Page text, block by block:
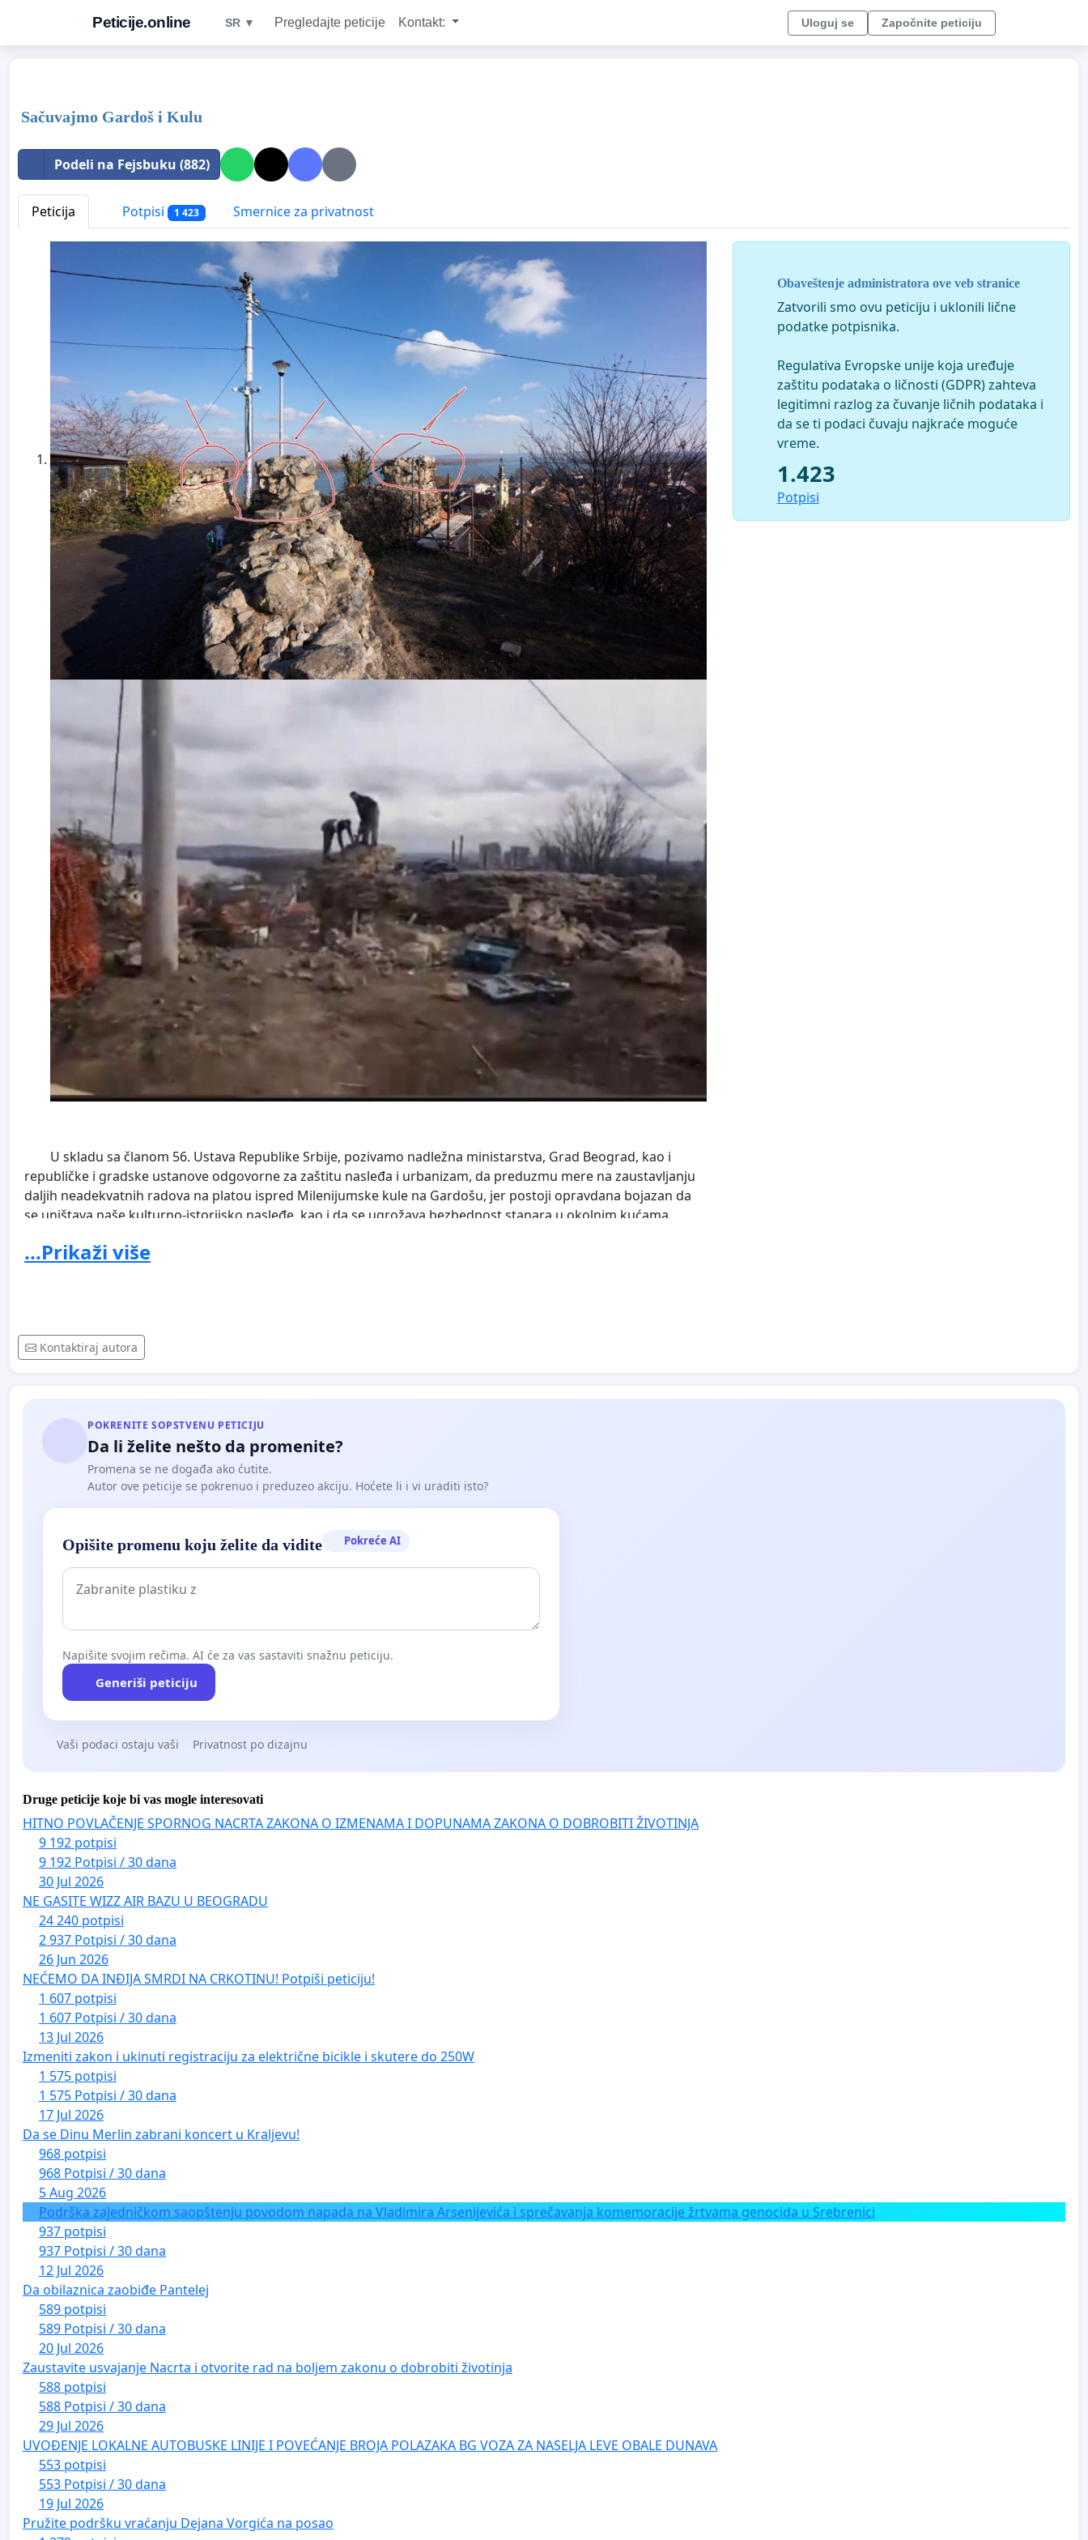
Peticije.online SR ▼ Pregledajte peticije Kontakt: Uloguj se Započnite peticiju
Sačuvajmo Gardoš i Kulu
Podeli na Fejsbuku (882)
Peticija Potpisi 1 423 Smernice za privatnost
U skladu sa članom 56. Ustava Republike Srbije, pozivamo nadležna ministarstva, Grad Beograd, kao i
republičke i gradske ustanove odgovorne za zaštitu nasleđa i urbanizam, da preduzmu mere na zaustavljanju
daljih neadekvatnih radova na platou ispred Milenijumske kule na Gardošu, jer postoji opravdana bojazan da
se uništava naše kulturno-istorijsko nasleđe, kao i da se ugrožava bezbednost stanara u okolnim kućama.
Zahtevamo da svi državni organi postupe po zakonu, da se izvrši revizija izdavanja građevinske dozvole i
Tražimo da se poštuju Ustav Republike Srbije i Zakon o zaštiti kulturnih dobara koji garantuju građanima
Srbije pravo na kulturu i kulturno nasleđe kao javno dobro, i da se deluje u skladu sa međunarodnim
...Prikaži više
Kontaktiraj autora
Obaveštenje administratora ove veb stranice
Zatvorili smo ovu peticiju i uklonili lične
podatke potpisnika.
Regulativa Evropske unije koja uređuje
zaštitu podataka o ličnosti (GDPR) zahteva
legitimni razlog za čuvanje ličnih podataka i
da se ti podaci čuvaju najkraće moguće
vreme.
1.423
Potpisi
POKRENITE SOPSTVENU PETICIJU
Da li želite nešto da promenite?
Promena se ne događa ako ćutite.
Autor ove peticije se pokrenuo i preduzeo akciju. Hoćete li i vi uraditi isto?
Opišite promenu koju želite da vidite Pokreće AI
Napišite svojim rečima. AI će za vas sastaviti snažnu peticiju.
Generiši peticiju
Vaši podaci ostaju vaši Privatnost po dizajnu
Druge peticije koje bi vas mogle interesovati
HITNO POVLAČENJE SPORNOG NACRTA ZAKONA O IZMENAMA I DOPUNAMA ZAKONA O DOBROBITI ŽIVOTINJA
9 192 potpisi
9 192 Potpisi / 30 dana
30 Jul 2026
NE GASITE WIZZ AIR BAZU U BEOGRADU
24 240 potpisi
2 937 Potpisi / 30 dana
26 Jun 2026
NEĆEMO DA INĐIJA SMRDI NA CRKOTINU! Potpiši peticiju!
1 607 potpisi
1 607 Potpisi / 30 dana
13 Jul 2026
Izmeniti zakon i ukinuti registraciju za električne bicikle i skutere do 250W
1 575 potpisi
1 575 Potpisi / 30 dana
17 Jul 2026
Da se Dinu Merlin zabrani koncert u Kraljevu!
968 potpisi
968 Potpisi / 30 dana
5 Aug 2026
Podrška zajedničkom saopštenju povodom napada na Vladimira Arsenijevića i sprečavanja komemoracije žrtvama genocida u Srebrenici
937 potpisi
937 Potpisi / 30 dana
12 Jul 2026
Da obilaznica zaobiđe Pantelej
589 potpisi
589 Potpisi / 30 dana
20 Jul 2026
Zaustavite usvajanje Nacrta i otvorite rad na boljem zakonu o dobrobiti životinja
588 potpisi
588 Potpisi / 30 dana
29 Jul 2026
UVOĐENJE LOKALNE AUTOBUSKE LINIJE I POVEĆANJE BROJA POLAZAKA BG VOZA ZA NASELJA LEVE OBALE DUNAVA
553 potpisi
553 Potpisi / 30 dana
19 Jul 2026
Pružite podršku vraćanju Dejana Vorgića na posao